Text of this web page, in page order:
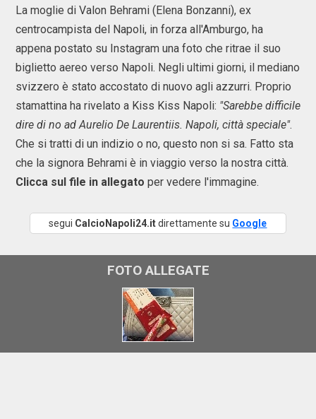
La moglie di Valon Behrami (Elena Bonzanni), ex
centrocampista del Napoli, in forza all'Amburgo, ha
appena postato su Instagram una foto che ritrae il suo
biglietto aereo verso Napoli. Negli ultimi giorni, il mediano
svizzero è stato accostato di nuovo agli azzurri. Proprio
stamattina ha rivelato a Kiss Kiss Napoli: "Sarebbe difficile
dire di no ad Aurelio De Laurentiis. Napoli, città speciale".
Che si tratti di un indizio o no, questo non si sa. Fatto sta
che la signora Behrami è in viaggio verso la nostra città.
Clicca sul file in allegato per vedere l'immagine.
segui CalcioNapoli24.itdirettamente su Google
FOTO ALLEGATE